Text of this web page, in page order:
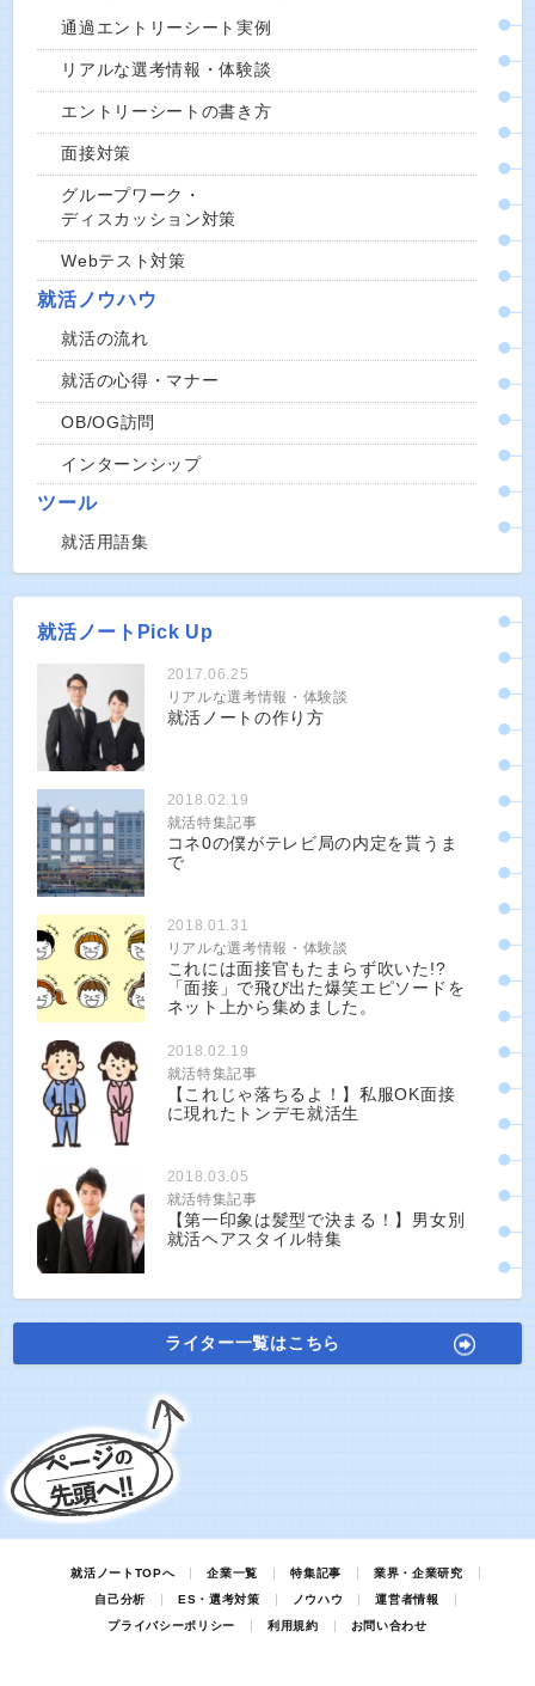
通過エントリーシート実例
リアルな選考情報・体験談
エントリーシートの書き方
面接対策
グループワーク・
ディスカッション対策
Webテスト対策
就活ノウハウ
就活の流れ
就活の心得・マナー
OB/OG訪問
インターンシップ
ツール
就活用語集
就活ノートPick Up
2017.06.25
リアルな選考情報・体験談
就活ノートの作り方
2018.02.19
就活特集記事
コネ0の僕がテレビ局の内定を貰うま
で
2018.01.31
リアルな選考情報・体験談
これには面接官もたまらず吹いた!?
「面接」で飛び出た爆笑エピソードを
ネット上から集めました。
2018.02.19
就活特集記事
【これじゃ落ちるよ！】私服OK面接
に現れたトンデモ就活生
2018.03.05
就活特集記事
【第一印象は髪型で決まる！】男女別
就活ヘアスタイル特集
ライター一覧はこちら
就活ノートTOPへ 企業一覧 特集記事
業界・企業研究
自己分析
ES・選考対策 ノウハウ
運営者情報
プライバシーポリシー
利用規約 お問い合わせ